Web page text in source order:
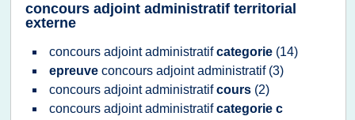
concours adjoint administratif territorial
externe
concours adjoint administratifcategorie (14)
epreuve concours adjoint administratif (3)
concours adjoint administratifcours (2)
concours adjoint administratifcategorie c